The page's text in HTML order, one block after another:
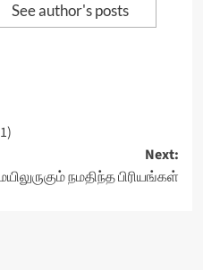
See author's posts
Next:
நமதிந்த பிரியங்கள்